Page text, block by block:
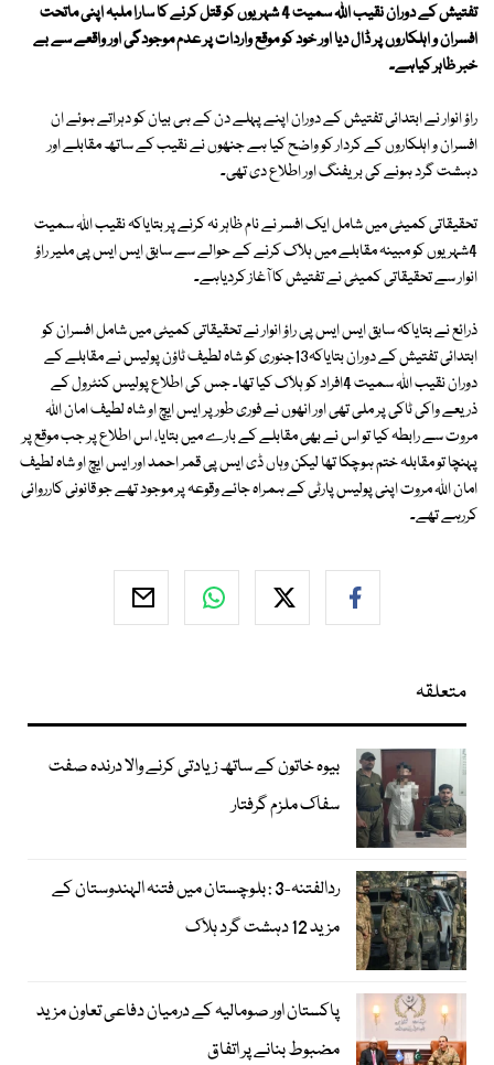
تفتیش کے دوران نقیب اللہ سمیت 4 شہریوں کو قتل کرنے کا سارا ملبہ اپنی ماتحت
افسران و اہلکاروں پر ڈال دیا اور خود کو موقع واردات پر عدم موجودگی اور واقعے سے بے
خبر ظاہر کیاہے۔
راؤ انوار نے ابتدائی تفتیش کے دوران اپنے پہلے دن کے ہی بیان کو دہراتے ہوئے ان
افسران و اہلکاروں کے کردار کو واضح کیا ہے جنھوں نے نقیب کے ساتھ مقابلے اور
دہشت گرد ہونے کی بریفنگ اور اطلاع دی تھی۔
تحقیقاتی کمیٹی میں شامل ایک افسر نے نام ظاہر نہ کرنے پر بتایاکہ نقیب اللہ سمیت
4شہریوں کو مبینہ مقابلے میں ہلاک کرنے کے حوالے سے سابق ایس ایس پی ملیر راؤ
انوار سے تحقیقاتی کمیٹی نے تفتیش کا آغاز کردیاہے۔
ذرائع نے بتایاکہ سابق ایس ایس پی راؤ انوار نے تحقیقاتی کمیٹی میں شامل افسران کو
ابتدائی تفتیش کے دوران بتایاکہ13جنوری کو شاہ لطیف ٹاؤن پولیس نے مقابلے کے
دوران نقیب اللہ سمیت 4افراد کو ہلاک کیا تھا۔ جس کی اطلاع پولیس کنٹرول کے
ذریعے واکی ٹاکی پر ملی تھی اور انھوں نے فوری طور پر ایس ایچ او شاہ لطیف امان اللہ
مروت سے رابطہ کیا تو اس نے بھی مقابلے کے بارے میں بتایا، اس اطلاع پر جب موقع پر
پہنچا تو مقابلہ ختم ہوچکا تھا لیکن وہاں ڈی ایس پی قمر احمد اور ایس ایچ او شاہ لطیف
امان اللہ مروت اپنی پولیس پارٹی کے ہمراہ جائے وقوعہ پر موجود تھے جو قانونی کارروائی
کررہے تھے۔
متعلقہ
بیوہ خاتون کے ساتھ زیادتی کرنے والا درندہ صفت
سفاک ملزم گرفتار
ردالفتنہ-3 : بلوچستان میں فتنہ الہندوستان کے
مزید 12 دہشت گرد ہلاک
پاکستان اور صومالیہ کے درمیان دفاعی تعاون مزید
مضبوط بنانے پر اتفاق